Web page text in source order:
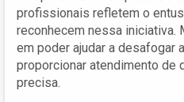
profissionais refletem o
reconhecem nessa iniciativa.
em poder ajudar a desafogar
proporcionar atendimento de
precisa.